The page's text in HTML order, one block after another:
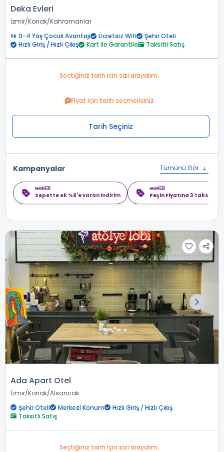
Deka Evleri
İzmir Konak Kahramanlar
0-4 Yaş Çocuk Avantajı
Ücretsiz Wifi
Şehir Oteli
Hızlı Giriş / Hızlı Çıkış
Kart ile Garantile Taksitli Satış
Seçtiğiniz tarih için sizi arayalım.
Fiyat için tarih seçmelisiniz
Tarih Seçiniz
Kampanyalar Tümünü Gör
Sepette ek %8'e varan indirim Peşin Fiyatına 3 Taksit
Ada Apart Otel
İzmir Konak Alsancak
Şehir Oteli
Merkezi Konum
Hızlı Giriş / Hızlı Çıkış
Taksitli Satış
Seçtiğiniz tarih için sizi arayalım.